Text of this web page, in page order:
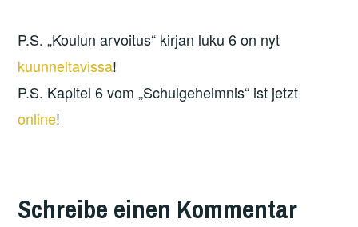
P.S. „Koulun arvoitus“ kirjan luku 6 on nyt
kuunneltavissa!
P.S. Kapitel 6 vom „Schulgeheimnis“ ist jetzt
online!
Schreibe einen Kommentar